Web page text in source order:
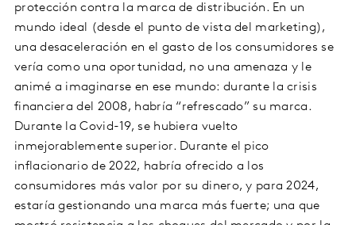
protección contra la marca de distribución. En un
mundo ideal (desde el punto de vista del marketing),
una desaceleración en el gasto de los consumidores se
vería como una oportunidad, no una amenaza y le
animé a imaginarse en ese mundo: durante la crisis
financiera del 2008, habría “refrescado” su marca.
Durante la Covid-19, se hubiera vuelto
inmejorablemente superior. Durante el pico
inflacionario de 2022, habría ofrecido a los
consumidores más valor por su dinero, y para 2024,
estaría gestionando una marca más fuerte; una que